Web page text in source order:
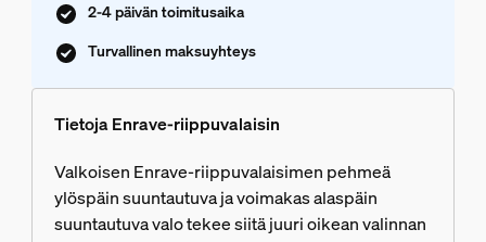
2-4 päivän toimitusaika
Turvallinen maksuyhteys
Tietoja Enrave-riippuvalaisin
Valkoisen Enrave-riippuvalaisimen pehmeä
ylöspäin suuntautuva ja voimakas alaspäin
suuntautuva valo tekee siitä juuri oikean valinnan